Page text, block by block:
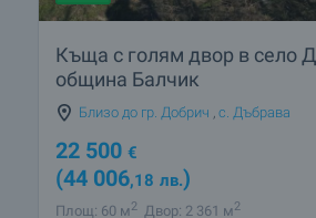
Къща с голям двор в село
община Балчик
Близо до гр. Добрич с. Дъбрава
22 500 €
(44 006,18 лв.)
Площ: 60 м2 Двор: 2 361 м2